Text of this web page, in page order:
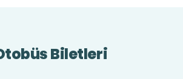
Biletleri